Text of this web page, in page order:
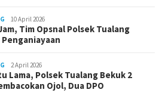
10 April 2026
Tim Opsnal Polsek Tualang
2 April 2026
Lama, Polsek Tualang Bekuk 2
Ojol, Dua DPO